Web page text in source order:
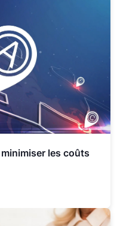
les coûts